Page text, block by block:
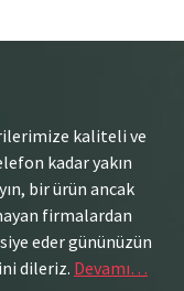
kaliteli ve
kadar yakın
bir ürün ancak
firmalardan
eder gününüzün
dileriz. Devamı…